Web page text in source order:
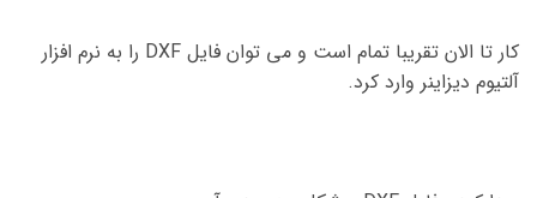
کار تا الان تقریبا تمام است و می توان فایل DXF را به نرم افزار
آلتیوم دیزاینر وارد کرد.